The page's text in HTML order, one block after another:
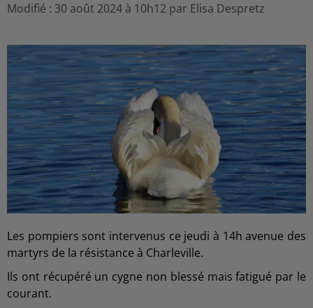
Modifié : 30 août 2024 à 10h12 par Elisa Despretz
Les pompiers sont intervenus ce jeudi à 14h avenue des
martyrs de la résistance à Charleville.
Ils ont récupéré un cygne non blessé mais fatigué par le
courant.